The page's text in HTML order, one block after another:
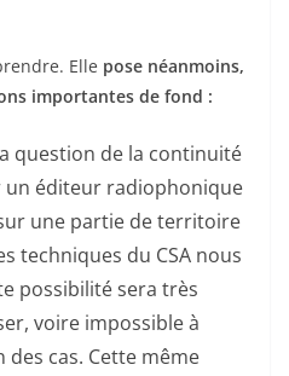
Elle pose néanmoins,
importantes de fond :
question de la continuité
un éditeur radiophonique
une partie de territoire
techniques du CSA nous
possibilité sera très
voire impossible à
cas. Cette même